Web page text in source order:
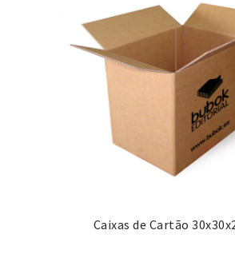
Caixas de Cartão